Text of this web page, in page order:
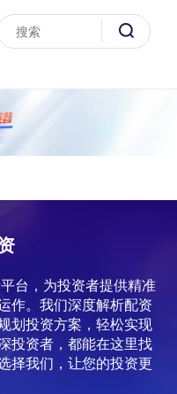
台，为投资者提供精准
作。我们深度解析配资
划投资方案，轻松实现
投资者，都能在这里找
择我们，让您的投资更